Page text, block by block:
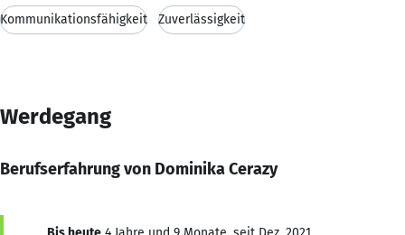
Kommunikationsfähigkeit Zuverlässigkeit
Werdegang
Berufserfahrung von Dominika Cerazy